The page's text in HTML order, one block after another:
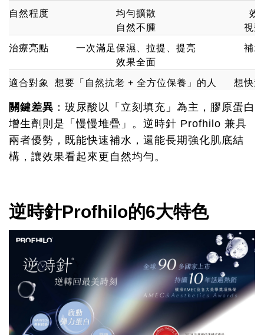
自然程度
均勻擴散
自然不腫
效
視
治療亮點
一次滿足保濕、拉提、提亮
效果全面
補
適合對象 想要「自然抗老 + 全方位保養」的人 想快
關鍵差異 ：玻尿酸以「立刻填充」為主，膠原蛋白
增生劑則是「慢慢堆疊」。逆時針 Profhilo 兼具
兩者優勢，既能快速補水，還能長期強化肌底結
構，讓效果看起來更自然均勻。
逆時針Profhilo的6大特色